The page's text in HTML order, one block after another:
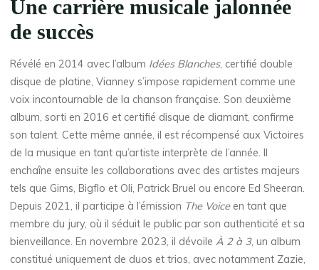
Une carrière musicale jalonnée
de succès
Révélé en 2014 avec l’album Idées Blanches, certifié double
disque de platine, Vianney s’impose rapidement comme une
voix incontournable de la chanson française. Son deuxième
album, sorti en 2016 et certifié disque de diamant, confirme
son talent. Cette même année, il est récompensé aux Victoires
de la musique en tant qu’artiste interprète de l’année. Il
enchaîne ensuite les collaborations avec des artistes majeurs
tels que Gims, Bigflo et Oli, Patrick Bruel ou encore Ed Sheeran.
Depuis 2021, il participe à l’émission The Voiceen tant que
membre du jury, où il séduit le public par son authenticité et sa
bienveillance. En novembre 2023, il dévoileÀ 2 à 3, un album
constitué uniquement de duos et trios, avec notamment Zazie,